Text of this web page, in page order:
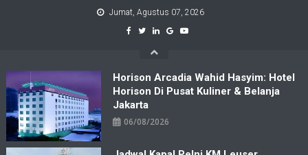
Jumat, Agustus 07, 2026
Horison Arcadia Wahid Hasyim: Hotel
Horison Di Pusat Kuliner & Belanja
Jakarta
06/08/2026